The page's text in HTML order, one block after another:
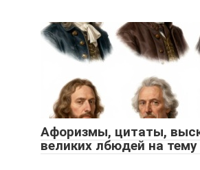
Афоризмы, цитаты,
великих лбюдей на